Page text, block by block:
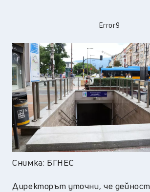
Error9
Снимка: БГНЕС
Директорът уточни, че